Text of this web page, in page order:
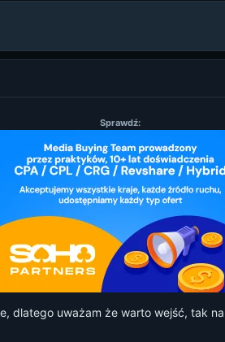
Sprawdź:
dlatego uważam że warto wejść, tak